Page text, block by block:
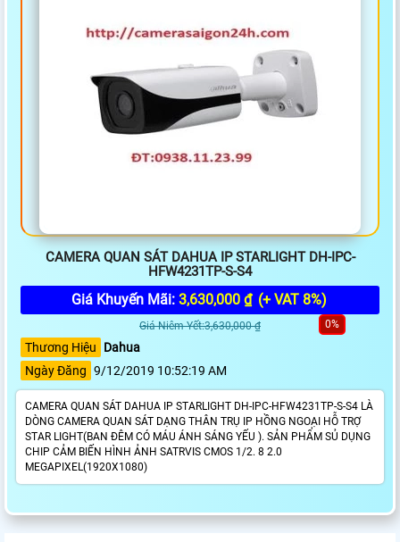
CAMERA QUAN SÁT DAHUA IP STARLIGHT DH-IPC-
HFW4231TP-S-S4
Giá Khuyến Mãi: 3,630,000 ₫ (+ VAT 8%)
Giá Niêm Yết:3,630,000 ₫ 0%
Thương Hiệu
Dahua
Ngày Đăng 9/12/2019 10:52:19 AM
CAMERA QUAN SÁT DAHUA IP STARLIGHT DH-IPC-HFW4231TP-S-S4 LÀ
DÒNG CAMERA QUAN SÁT DẠNG THÂN TRỤ IP HỒNG NGOẠI HỖ TRỢ
STAR LIGHT(BAN ĐÊM CÓ MÁU ÁNH SÁNG YẾU ). SẢN PHẨM SỦ DỤNG
CHIP CẢM BIẾN HÌNH ẢNH SATRVIS CMOS 1/2. 8 2.0
MEGAPIXEL(1920X1080)